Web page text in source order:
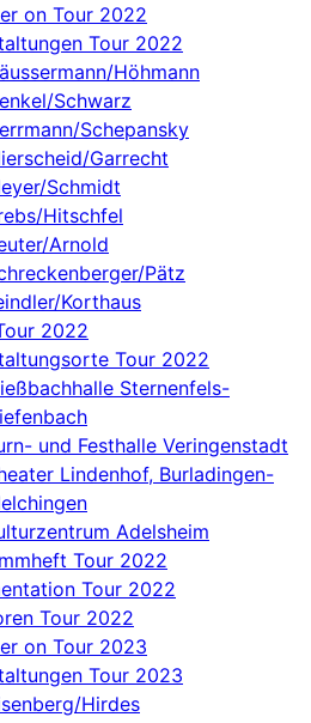
on Tour 2022
Tour 2022
Höhmann
Schwarz
Schepansky
Garrecht
Schmidt
Hitschfel
Arnold
Pätz
Korthaus
2022
Tour 2022
Sternenfels-
und Festhalle Veringenstadt
Lindenhof, Burladingen-
Adelsheim
Tour 2022
Tour 2022
Tour 2022
on Tour 2023
Tour 2023
Hirdes